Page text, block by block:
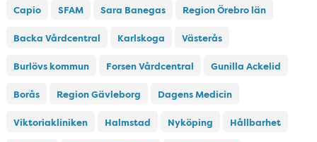
Capio SFAM Sara Banegas Region Örebro län
Backa Vårdcentral Karlskoga Västerås
Burlövs kommun Forsen Vårdcentral Gunilla Ackelid
Borås Region Gävleborg Dagens Medicin
Viktoriakliniken Halmstad Nyköping Hållbarhet